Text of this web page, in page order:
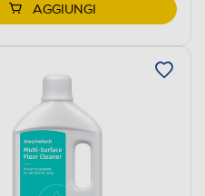
AGGIUNGI